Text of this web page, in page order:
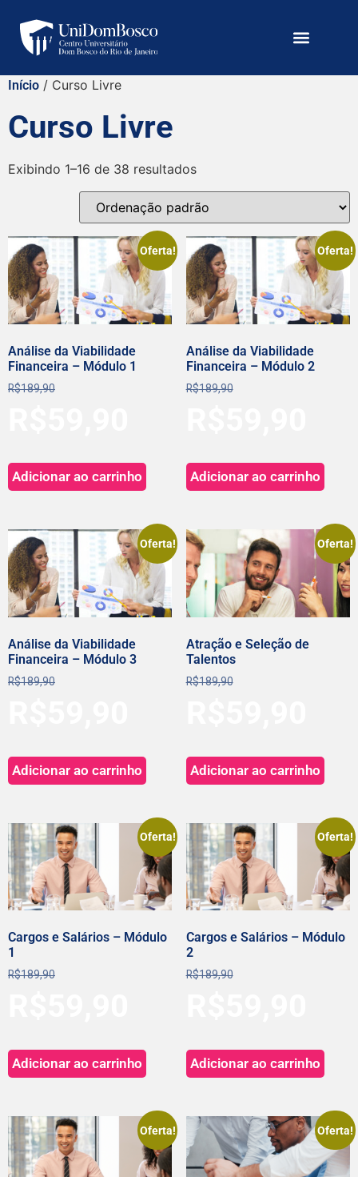
Início / Curso Livre
Curso Livre
Exibindo 1–16 de 38 resultados
Oferta!
Análise da Viabilidade
Financeira – Módulo 1
R$189,90
Adicionar ao carrinho
Oferta!
Análise da Viabilidade
Financeira – Módulo 2
R$189,90
Adicionar ao carrinho
Oferta!
Análise da Viabilidade
Financeira – Módulo 3
R$189,90
Adicionar ao carrinho
Oferta!
Atração e Seleção de
Talentos
R$189,90
Adicionar ao carrinho
Oferta!
Cargos e Salários – Módulo
1
R$189,90
Adicionar ao carrinho
Oferta!
Cargos e Salários – Módulo
2
R$189,90
Adicionar ao carrinho
Oferta! Oferta!